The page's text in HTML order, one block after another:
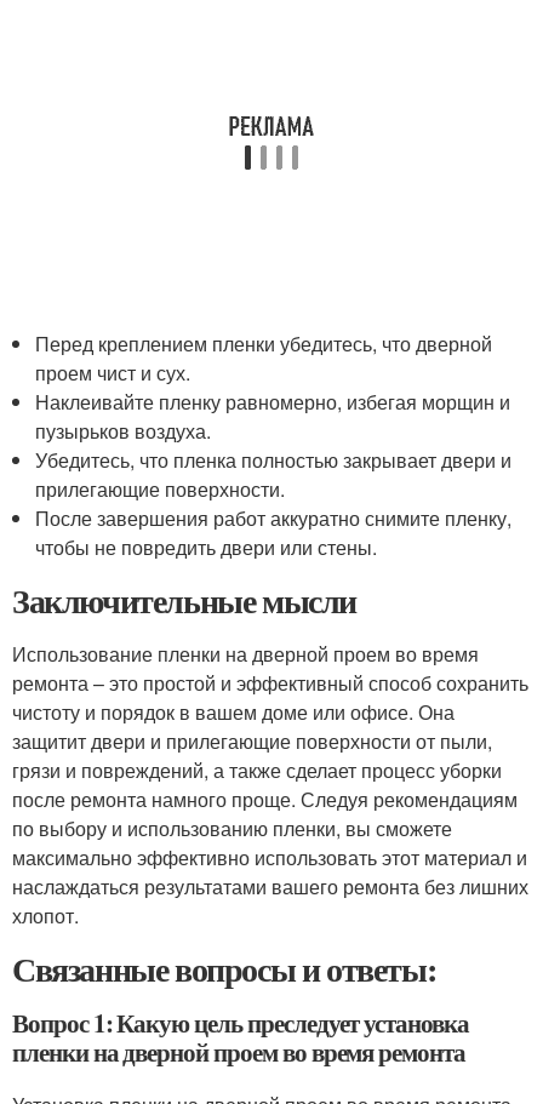
Перед креплением пленки убедитесь, что дверной
проем чист и сух.
Наклеивайте пленку равномерно, избегая морщин и
пузырьков воздуха.
Убедитесь, что пленка полностью закрывает двери и
прилегающие поверхности.
После завершения работ аккуратно снимите пленку,
чтобы не повредить двери или стены.
Заключительные мысли
Использование пленки на дверной проем во время
ремонта – это простой и эффективный способ сохранить
чистоту и порядок в вашем доме или офисе. Она
защитит двери и прилегающие поверхности от пыли,
грязи и повреждений, а также сделает процесс уборки
после ремонта намного проще. Следуя рекомендациям
по выбору и использованию пленки, вы сможете
максимально эффективно использовать этот материал и
наслаждаться результатами вашего ремонта без лишних
хлопот.
Связанные вопросы и ответы:
Вопрос 1: Какую цель преследует установка
пленки на дверной проем во время ремонта